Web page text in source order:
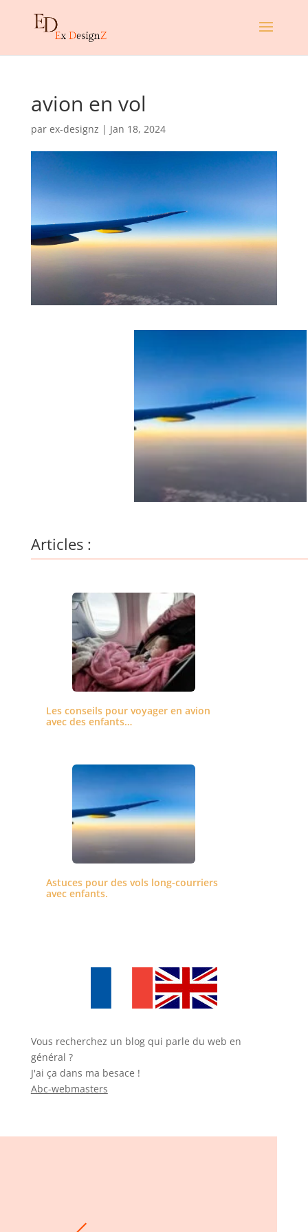
avion en vol
par ex-designz | Jan 18, 2024
Articles :
Les conseils pour voyager en avion
avec des enfants…
Astuces pour des vols long-courriers
avec enfants.
Vous recherchez un blog qui parle du web en
général ?
J'ai ça dans ma besace !
Abc-webmasters